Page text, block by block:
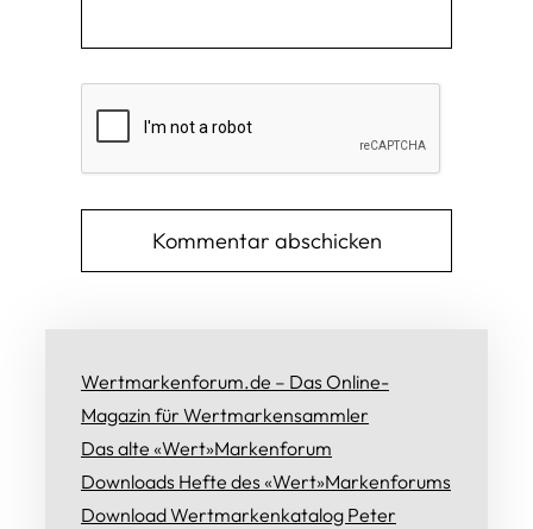
Wertmarkenforum.de – Das Online-
Magazin für Wertmarkensammler
Das alte «Wert»Markenforum
Downloads Hefte des «Wert»Markenforums
Download Wertmarkenkatalog Peter